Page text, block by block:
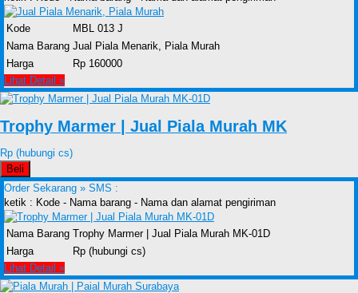
Kode
MBL 013 J
Nama Barang Jual Piala Menarik, Piala Murah
Harga
Rp 160000
Lihat Detail »
Trophy Marmer | Jual Piala Murah MK
Rp (hubungi cs)
Beli
Order Sekarang » SMS :
ketik : Kode - Nama barang - Nama dan alamat pengiriman
Nama Barang Trophy Marmer | Jual Piala Murah MK-01D
Harga
Rp (hubungi cs)
Lihat Detail »